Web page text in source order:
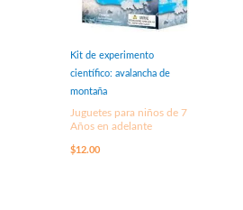
Kit de experimento
científico: avalancha de
montaña
Juguetes para niños de 7
Años en adelante
$12.00